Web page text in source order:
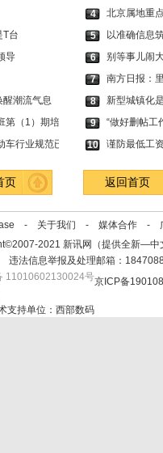
T台
导
醒潮流气息
第（1）期培
行业规范已
4
北京属地重
5
以准确信息
6
别等事儿闹
7
南方日报：
8
新型城镇化
9
“做好删帖工
10
谨防最低工
页 返回首页
- 关于我们 - 媒体合作 -
2021 新讯网（提供全新—中
违法信息举报及处理邮箱：
11010602130024号京ICP备
支持单位：西部数码